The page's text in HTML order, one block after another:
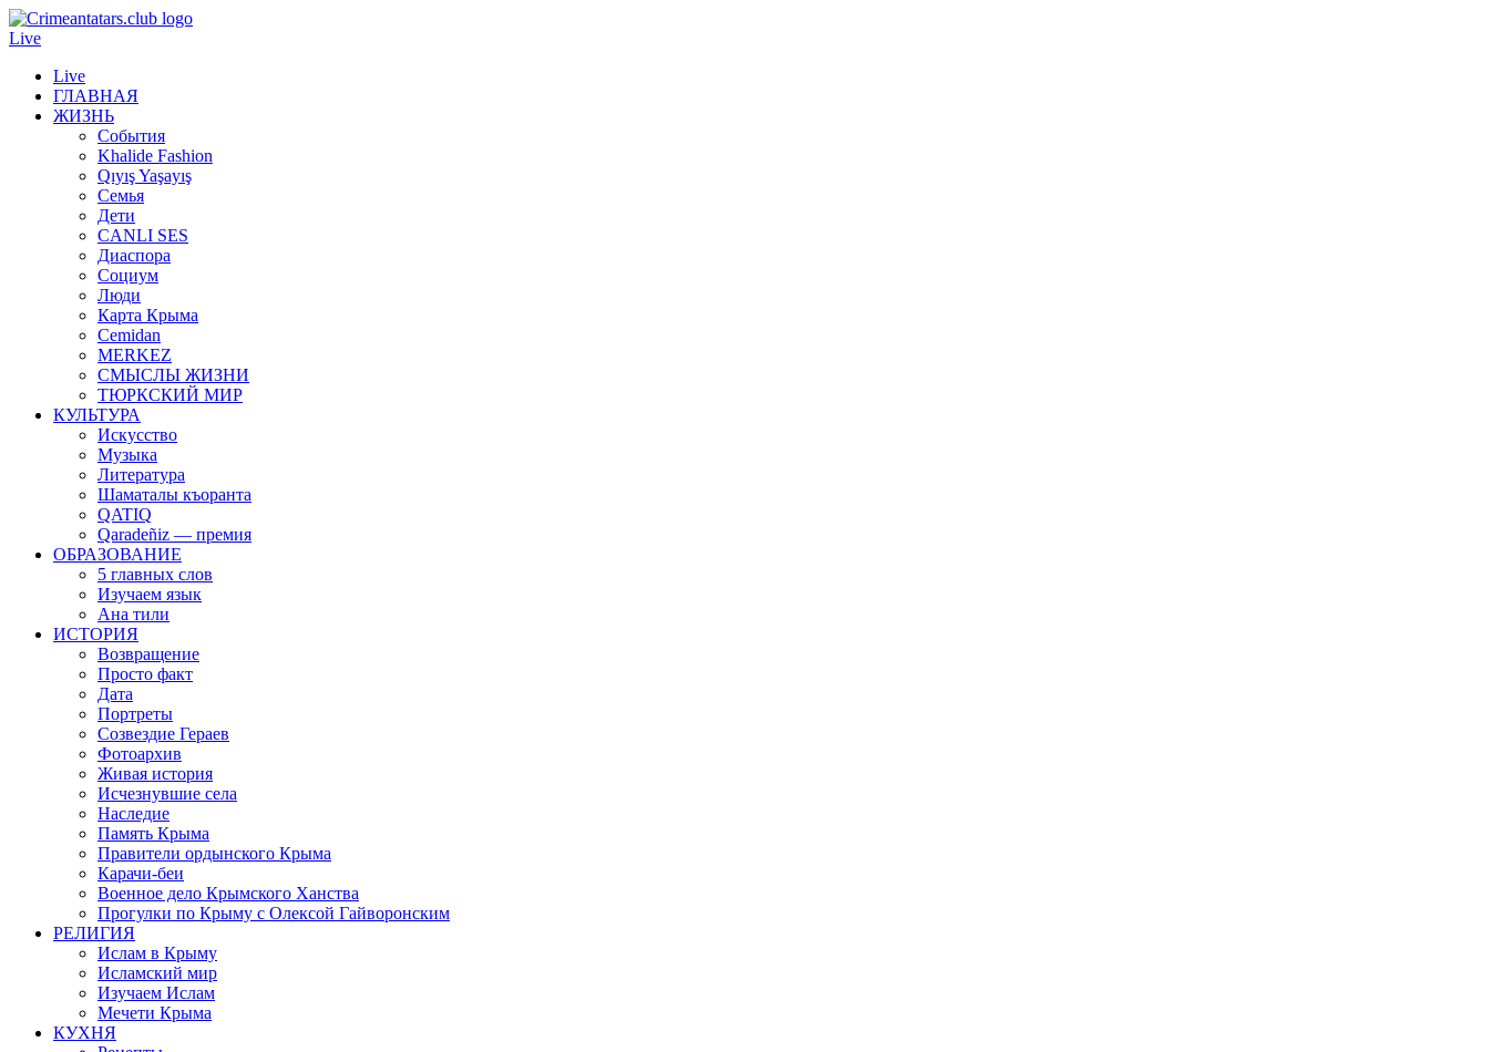
Live
Live
ГЛАВНАЯ
ЖИЗНЬ
События
Khalide Fashion
Qıyış Yaşayış
Семья
Дети
CANLI SES
Диаспора
Социум
Люди
Карта Крыма
Cemidan
МERKEZ
СМЫСЛЫ ЖИЗНИ
ТЮРКСКИЙ МИР
КУЛЬТУРА
Искусство
Музыка
Литература
Шаматалы къоранта
QATIQ
Qaradeñiz — премия
ОБРАЗОВАНИЕ
5 главных слов
Изучаем язык
Ана тили
ИСТОРИЯ
Возвращение
Просто факт
Дата
Портреты
Созвездие Гераев
Фотоархив
Живая история
Исчезнувшие села
Наследие
Память Крыма
Правители ордынского Крыма
Карачи-беи
Военное дело Крымского Ханства
Прогулки по Крыму с Олексой Гайворонским
РЕЛИГИЯ
Ислам в Крыму
Исламский мир
Изучаем Ислам
Мечети Крыма
КУХНЯ